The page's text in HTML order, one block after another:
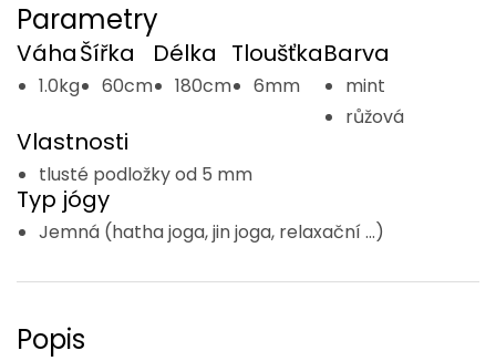
Parametry
Váha
1.0kg
Šířka
60cm
Délka
180cm
Tloušťka
6mm
Barva
mint
růžová
Vlastnosti
tlusté podložky od 5 mm
Typ jógy
Jemná (hatha joga, jin joga, relaxační ...)
Popis